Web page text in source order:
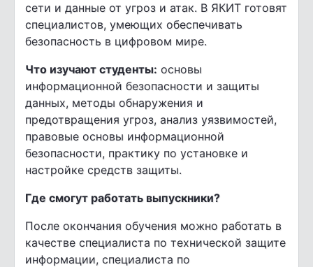
сети и данные от угроз и атак. В ЯКИТ готовят
специалистов, умеющих обеспечивать
безопасность в цифровом мире.
Что изучают студенты: основы
информационной безопасности и защиты
данных, методы обнаружения и
предотвращения угроз, анализ уязвимостей,
правовые основы информационной
безопасности, практику по установке и
настройке средств защиты.
Где смогут работать выпускники?
После окончания обучения можно работать в
качестве специалиста по технической защите
информации, специалиста по